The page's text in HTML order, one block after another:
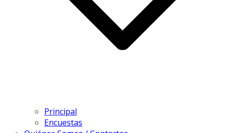
Principal
Encuestas